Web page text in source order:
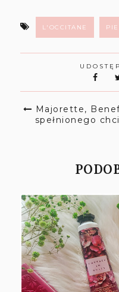
L'OCCITANE
Majorette,
spełnionego